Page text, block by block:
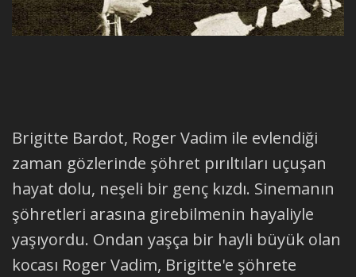
Brigitte Bardot, Roger Vadim ile evlendiği
zaman gözlerinde şöhret pırıltıları uçuşan
hayat dolu, neşeli bir genç kızdı. Sinemanın
şöhretleri arasına girebilmenin hayaliyle
yaşıyordu. Ondan yaşça bir hayli büyük olan
kocası Roger Vadim, Brigitte'e şöhrete